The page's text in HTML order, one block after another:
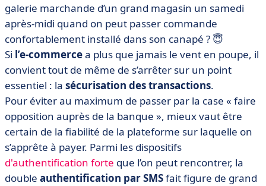
• Double authentification par SMS : les 3 avantages
• Comment mettre en place la double authentification
par SMS ?
• La double authentification par SMS en bref
galerie marchande d’un grand magasin un samedi
après-midi quand on peut passer commande
confortablement installé dans son canapé ? 😇
Si l’e-commercea plus que jamais le vent en poupe, il
convient tout de même de s’arrêter sur un point
essentiel : la sécurisation des transactions.
Pour éviter au maximum de passer par la case « faire
opposition auprès de la banque », mieux vaut être
certain de la fiabilité de la plateforme sur laquelle on
s’apprête à payer. Parmi les dispositifs
d'authentification forte que l’on peut rencontrer, la
double authentification par SMSfait figure de grand